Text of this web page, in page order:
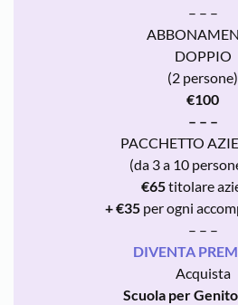
– – –
DOPPIO
(2 persone)
€100
– – –
PACCHETTO
(da 3 a 10
€65titolare
+ €35 per ogni
– – –
DIVENTA
Acquista
Scuola per